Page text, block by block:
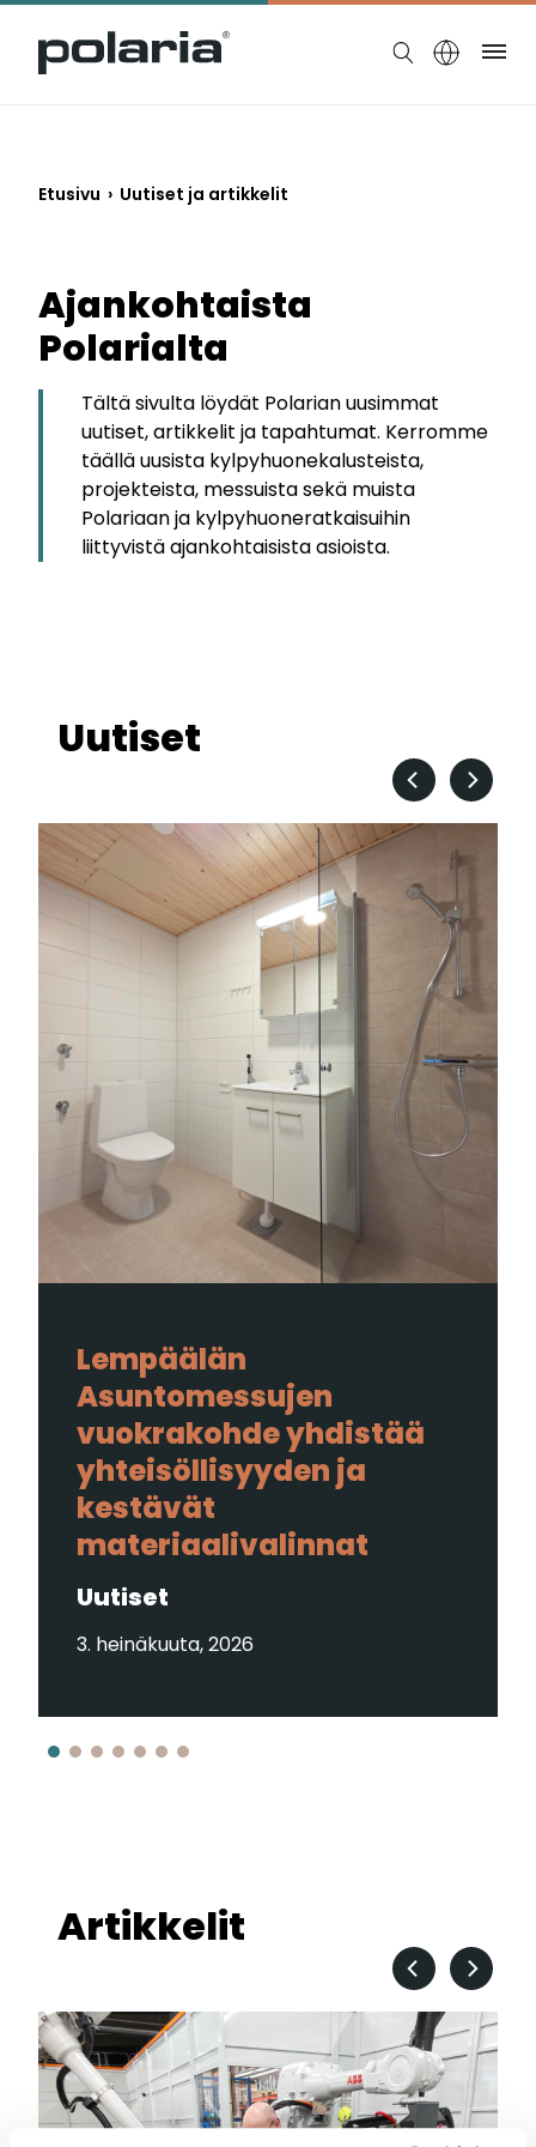
https://polaria.fi/name
Etusivu › Uutiset ja artikkelit
Ajankohtaista
Polarialta
Tältä sivulta löydät Polarian uusimmat
uutiset, artikkelit ja tapahtumat. Kerromme
täällä uusista kylpyhuonekalusteista,
projekteista, messuista sekä muista
Polariaan ja kylpyhuoneratkaisuihin
liittyvistä ajankohtaisista asioista.
Uutiset
Lempäälän
Asuntomessujen
vuokrakohde yhdistää
yhteisöllisyyden ja
kestävät
materiaalivalinnat
Uutiset
3. heinäkuuta, 2026
Artikkelit